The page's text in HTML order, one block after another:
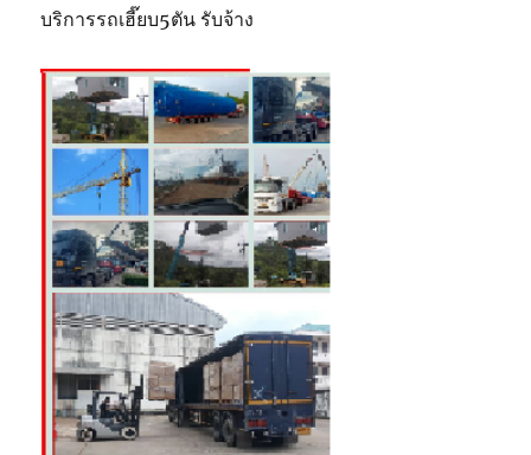
บริการรถเฮี๊ยบ5ตัน รับจ้าง